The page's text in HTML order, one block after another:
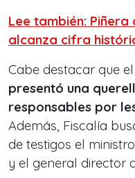
Lee también:
alcanza cifra
Cabe destacar que
presentó una
responsables por
Además, Fiscalía
de testigos el
y el general director